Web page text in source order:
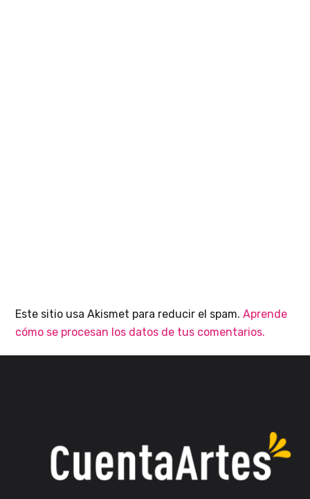
Este sitio usa Akismet para reducir el spam.Aprende
cómo se procesan los datos de tus comentarios.